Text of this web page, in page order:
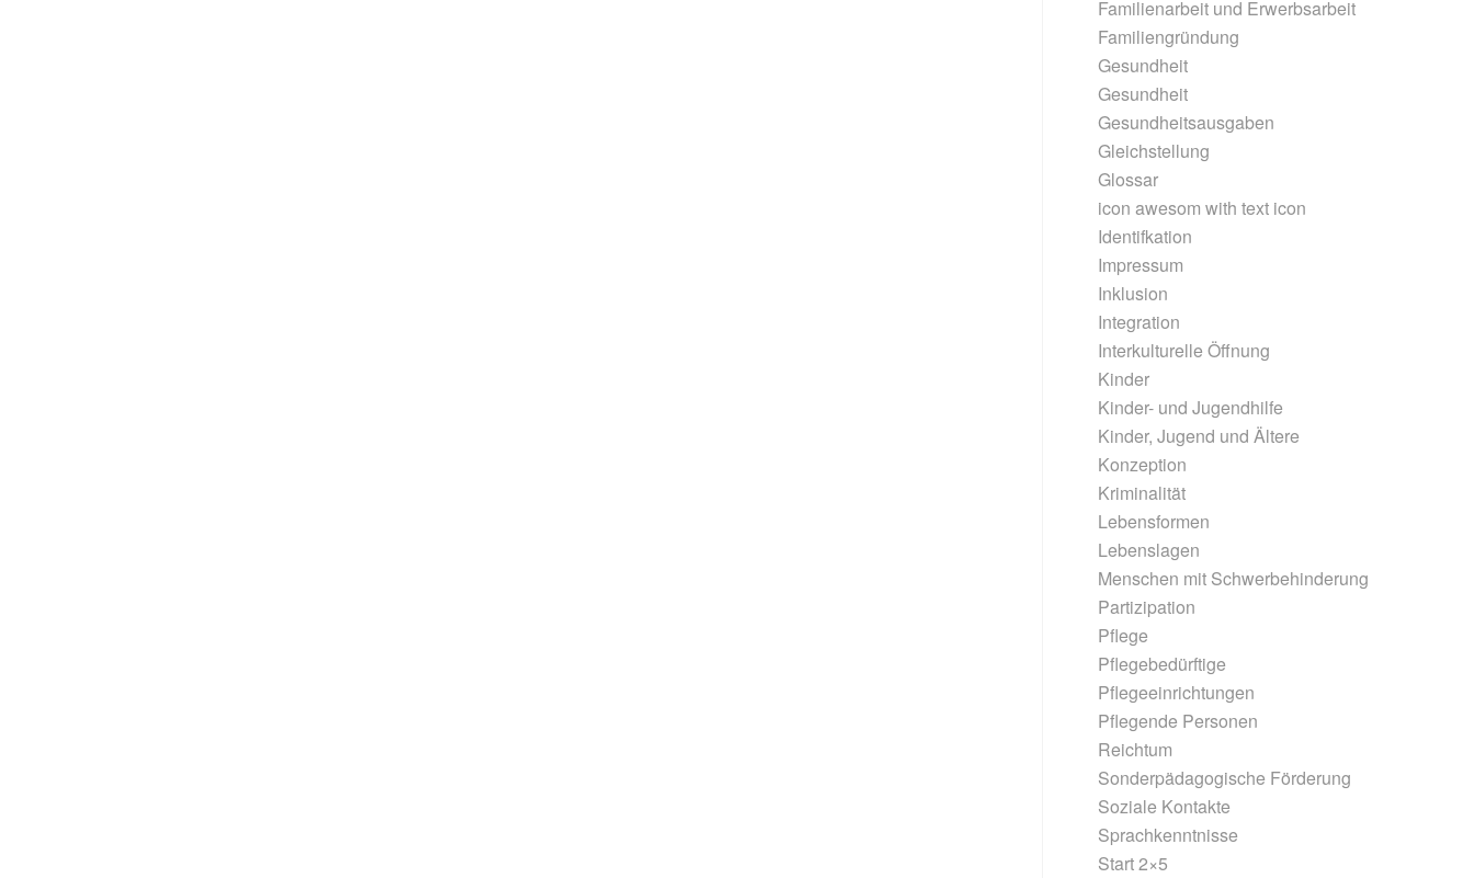
Familienarbeit und Erwerbsarbeit
Familiengründung
Gesundheit
Gesundheit
Gesundheitsausgaben
Gleichstellung
Glossar
icon awesom with text icon
Identifkation
Impressum
Inklusion
Integration
Interkulturelle Öffnung
Kinder
Kinder- und Jugendhilfe
Kinder, Jugend und Ältere
Konzeption
Kriminalität
Lebensformen
Lebenslagen
Menschen mit Schwerbehinderung
Partizipation
Pflege
Pflegebedürftige
Pflegeeinrichtungen
Pflegende Personen
Reichtum
Sonderpädagogische Förderung
Soziale Kontakte
Sprachkenntnisse
Start 2×5